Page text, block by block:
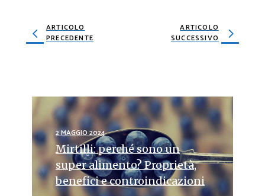
ARTICOLO
PRECEDENTE
ARTICOLO
SUCCESSIVO
2 MAGGIO 2024
Mirtilli: perché sono un
super alimento? Proprietà,
benefici e controindicazioni